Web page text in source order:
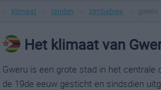
klimaat landen zimbabwe
Het klimaat van
Gweru is een grote stad in het centrale
de 19de eeuw gesticht en sindsdien